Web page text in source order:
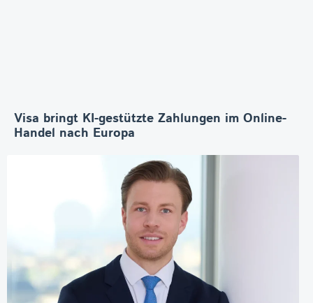
Visa bringt KI-gestützte Zahlungen im Online-
Handel nach Europa